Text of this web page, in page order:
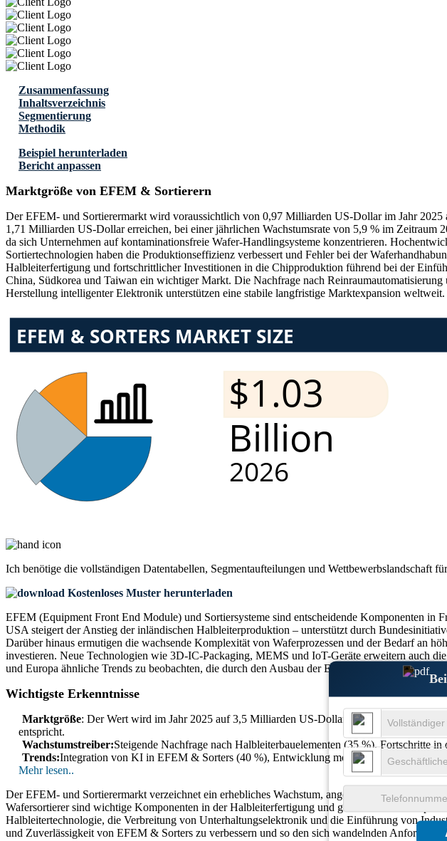
Zusammenfassung
Inhaltsverzeichnis
Segmentierung
Methodik
Beispiel herunterladen
Bericht anpassen
Marktgröße von EFEM & Sortierern
Der EFEM- und Sortierermarkt wird voraussichtlich von 0,97 Milliarden US-Dollar im Jahr
1,71 Milliarden US-Dollar erreichen, bei einer jährlichen Wachstumsrate von 5,9 % im
da sich Unternehmen auf kontaminationsfreie Wafer-Handlingsysteme konzentrieren.
Sortiertechnologien haben die Produktionseffizienz verbessert und Fehler bei der
Halbleiterfertigung und fortschrittlicher Investitionen in die Chipproduktion führend bei der
China, Südkorea und Taiwan ein wichtiger Markt. Die Nachfrage nach
Herstellung intelligenter Elektronik unterstützen eine stabile langfristige Marktexpansion weltweit.
Ich benötige die vollständigen Datentabellen, Segmentaufteilungen und Wettbewerbslandschaft
Kostenloses Muster herunterladen
EFEM (Equipment Front End Module) und Sortiersysteme sind entscheidende Komponenten in
USA steigert der Anstieg der inländischen Halbleiterproduktion – unterstützt durch
Darüber hinaus ermutigen die wachsende Komplexität von Waferprozessen und der Bedarf an
investieren. Neue Technologien wie 3D-IC-Packaging, MEMS und IoT-Geräte erweitern auch
und Europa ähnliche Trends zu beobachten, die durch den Ausbau der
Wichtigste Erkenntnisse
Marktgröße: Der Wert wird im Jahr 2025 auf 3,5 Milliarden US-Dollar geschätzt und soll
entspricht.
Wachstumstreiber:Steigende Nachfrage nach Halbleiterbauelementen (35 %), Fortschritte
Trends:Integration von KI in EFEM & Sorters (40 %), Entwicklung modularer Systeme (30
Mehr lesen..
Der EFEM- und Sortierermarkt verzeichnet ein erhebliches Wachstum, angetrieben durch die
Wafersortierer sind wichtige Komponenten in der Halbleiterfertigung und gewährleisten eine
Halbleitertechnologie, die Verbreitung von Unterhaltungselektronik und die Einführung von
und Zuverlässigkeit von EFEM & Sorters zu verbessern und so den sich wandelnden